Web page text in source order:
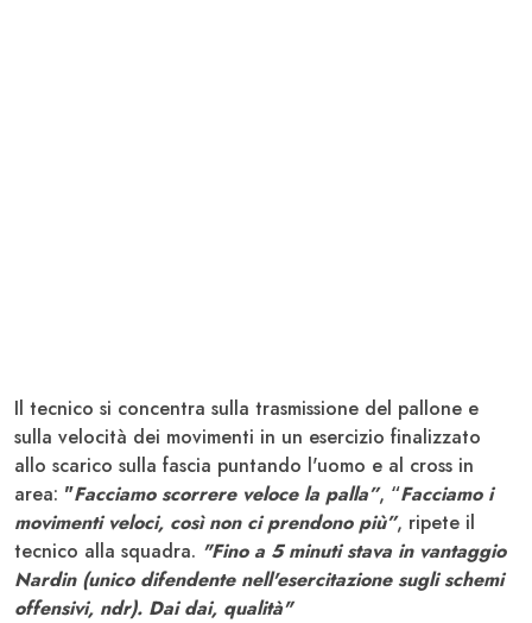
Il tecnico si concentra sulla trasmissione del pallone e
sulla velocità dei movimenti in un esercizio finalizzato
allo scarico sulla fascia puntando l'uomo e al cross in
area: "Facciamo scorrere veloce la palla”, “Facciamo i
movimenti veloci, così non ci prendono più”, ripete il
tecnico alla squadra. "Fino a 5 minuti stava in vantaggio
Nardin (unico difendente nell'esercitazione sugli schemi
offensivi, ndr). Dai dai, qualità"